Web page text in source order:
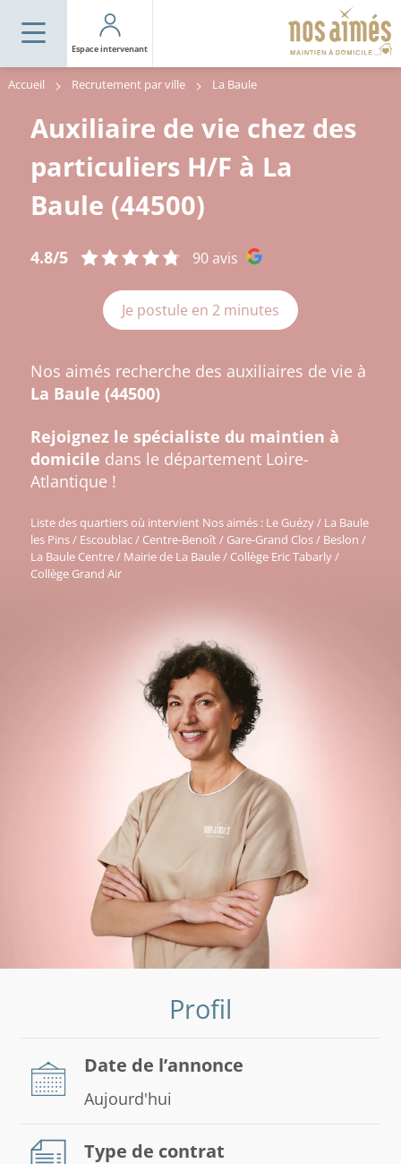
Espace intervenant
Accueil Recrutement par ville La Baule
Auxiliaire de vie chez des
particuliers H/F à La
Baule (44500)
4.8/5 90 avis
Je postule en 2 minutes
Nos aimés recherche des auxiliaires de vie à
La Baule (44500)
Rejoignez le spécialiste du maintien à
domicile dans le département Loire-
Atlantique !
Liste des quartiers où intervient Nos aimés : Le Guézy / La Baule
les Pins / Escoublac / Centre-Benoît / Gare-Grand Clos / Beslon /
La Baule Centre / Mairie de La Baule / Collège Eric Tabarly /
Collège Grand Air
Profil
Date de l’annonce
Aujourd'hui
Type de contrat